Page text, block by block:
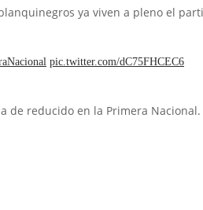
ya viven a pleno el
pic.twitter.com/dC75FHCEC6
de reducido en la Primera Nacional.